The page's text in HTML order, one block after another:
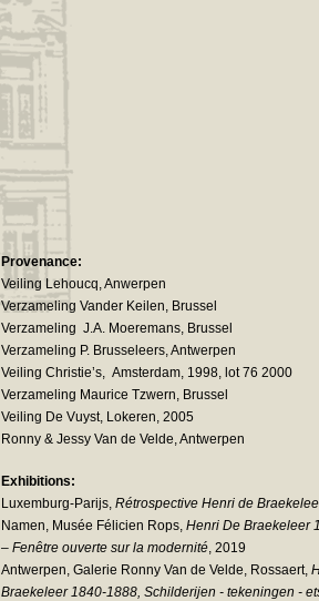
Provenance:
Veiling Lehoucq, Anwerpen
Verzameling Vander Keilen, Brussel
Verzameling J.A. Moeremans, Brussel
Verzameling P. Brusseleers, Antwerpen
Veiling Christie’s, Amsterdam, 1998, lot 76 2000
Verzameling Maurice Tzwern, Brussel
Veiling De Vuyst, Lokeren, 2005
Ronny & Jessy Van de Velde, Antwerpen
Exhibitions:
Luxemburg-Parijs, Rétrospective Henri de
Namen, Musée Félicien Rops, Henri De Braekeleer
– Fenêtre ouverte sur la modernité, 2019
Antwerpen, Galerie Ronny Van de Velde, Rossaert,
Braekeleer 1840-1888, Schilderijen - tekeningen -